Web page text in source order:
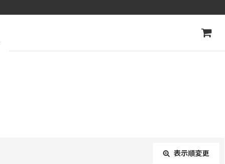
表示順変更